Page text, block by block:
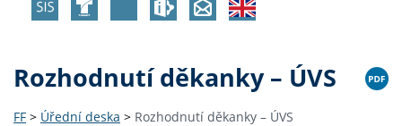
Rozhodnutí děkanky – ÚVS
FF > Úřední deska > Rozhodnutí děkanky – ÚVS